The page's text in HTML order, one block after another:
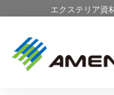
エクステリア資